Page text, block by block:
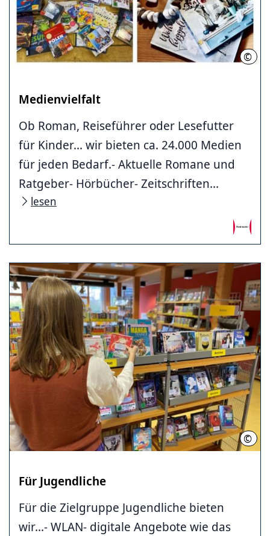
©
Medienvielfalt
Ob Roman, Reiseführer oder Lesefutter
für Kinder... wir bieten ca. 24.000 Medien
für jeden Bedarf.- Aktuelle Romane und
Ratgeber- Hörbücher- Zeitschriften...
lesen
©
Für Jugendliche
Für die Zielgruppe Jugendliche bieten
wir...- WLAN- digitale Angebote wie das